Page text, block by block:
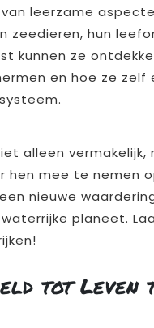
leerzame
zeedieren, hun
kunnen ze
en hoe ze zelf
alleen vermakelijk,
hen mee te nemen
nieuwe
planeet.
tot Leven